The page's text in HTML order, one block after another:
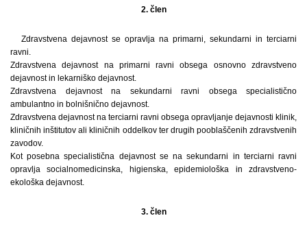
2. člen
Zdravstvena dejavnost se opravlja na primarni, sekundarni in terciarni
ravni.
Zdravstvena dejavnost na primarni ravni obsega osnovno zdravstveno
dejavnost in lekarniško dejavnost.
Zdravstvena dejavnost na sekundarni ravni obsega specialistično
ambulantno in bolnišnično dejavnost.
Zdravstvena dejavnost na terciarni ravni obsega opravljanje dejavnosti klinik,
kliničnih inštitutov ali kliničnih oddelkov ter drugih pooblaščenih zdravstvenih
zavodov.
Kot posebna specialistična dejavnost se na sekundarni in terciarni ravni
opravlja socialnomedicinska, higienska, epidemiološka in zdravstveno-
ekološka dejavnost.
3. člen